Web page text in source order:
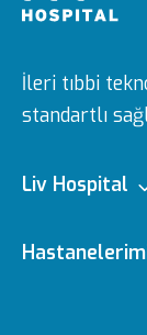
İleri tıbbi
standartlı
Liv Hospital